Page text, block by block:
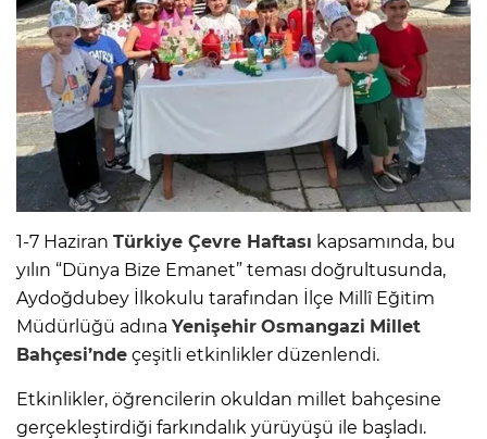
1-7 Haziran Türkiye Çevre Haftası kapsamında, bu
yılın “Dünya Bize Emanet” teması doğrultusunda,
Aydoğdubey İlkokulu tarafından İlçe Millî Eğitim
Müdürlüğü adına Yenişehir Osmangazi Millet
Bahçesi’nde çeşitli etkinlikler düzenlendi.
Etkinlikler, öğrencilerin okuldan millet bahçesine
gerçekleştirdiği farkındalık yürüyüşü ile başladı.